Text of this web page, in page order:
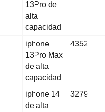
13Pro de
alta
capacidad
iphone
13Pro Max
de alta
capacidad
4352
iphone 14
de alta
3279